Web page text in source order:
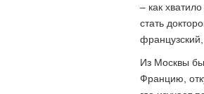
– как
стать
французский,
Из Москвы
Францию,